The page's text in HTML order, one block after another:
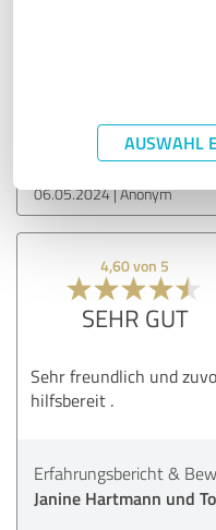
AUSWAHL
Janine Hartmann und
06.05.2024 Anonym
4,60 von 5
SEHR GUT
Sehr freundlich und
hilfsbereit .
Erfahrungsbericht &
Janine Hartmann und